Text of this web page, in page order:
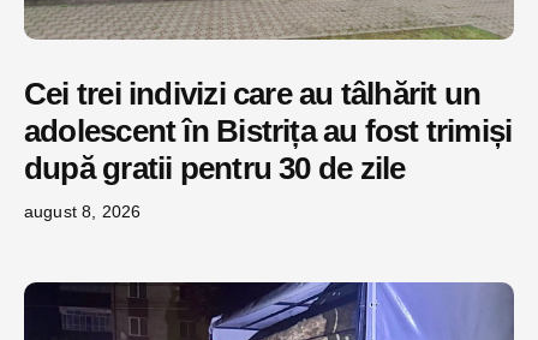
Cei trei indivizi care au tâlhărit un
adolescent în Bistrița au fost trimiși
după gratii pentru 30 de zile
august 8, 2026